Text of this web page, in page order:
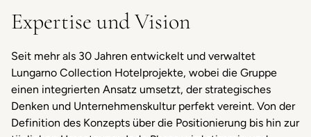
Expertise und Vision
Seit mehr als 30 Jahren entwickelt und verwaltet
Lungarno Collection Hotelprojekte, wobei die Gruppe
einen integrierten Ansatz umsetzt, der strategisches
Denken und Unternehmenskultur perfekt vereint. Von der
Definition des Konzepts über die Positionierung bis hin zur